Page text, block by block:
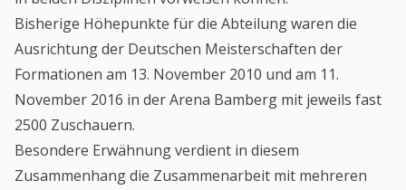
Bisherige Höhepunkte für die Abteilung waren die
Ausrichtung der Deutschen Meisterschaften der
Formationen am 13. November 2010 und am 11.
November 2016 in der Arena Bamberg mit jeweils fast
2500 Zuschauern.
Besondere Erwähnung verdient in diesem
Zusammenhang die Zusammenarbeit mit mehreren